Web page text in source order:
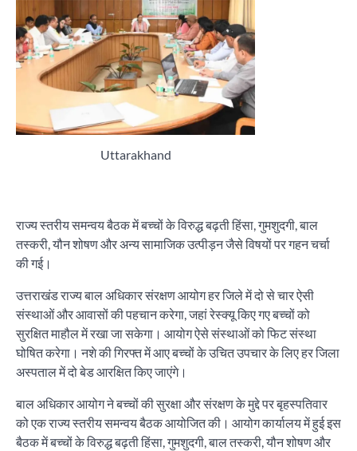
Uttarakhand
राज्य स्तरीय समन्वय बैठक में बच्चों के विरुद्ध बढ़ती हिंसा, गुमशुदगी, बाल
तस्करी, यौन शोषण और अन्य सामाजिक उत्पीड़न जैसे विषयों पर गहन चर्चा
की गई।
उत्तराखंड राज्य बाल अधिकार संरक्षण आयोग हर जिले में दो से चार ऐसी
संस्थाओं और आवासों की पहचान करेगा, जहां रेस्क्यू किए गए बच्चों को
सुरक्षित माहौल में रखा जा सकेगा। आयोग ऐसे संस्थाओं को फिट संस्था
घोषित करेगा। नशे की गिरफ्त में आए बच्चों के उचित उपचार के लिए हर जिला
अस्पताल में दो बेड आरक्षित किए जाएंगे।
बाल अधिकार आयोग ने बच्चों की सुरक्षा और संरक्षण के मुद्दे पर बृहस्पतिवार
को एक राज्य स्तरीय समन्वय बैठक आयोजित की। आयोग कार्यालय में हुई इस
बैठक में बच्चों के विरुद्ध बढ़ती हिंसा, गुमशुदगी, बाल तस्करी, यौन शोषण और